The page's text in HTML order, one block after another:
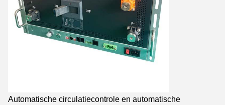
Automatische circulatiecontrole en automatische